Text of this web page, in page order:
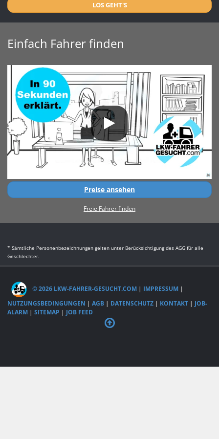
LOS GEHT'S
Einfach Fahrer finden
Preise ansehen
Freie Fahrer finden
* Sämtliche Personenbezeichnungen gelten unter Berücksichtigung des AGG für alle
Geschlechter.
© 2026 LKW-FAHRER-GESUCHT.COM | IMPRESSUM |
NUTZUNGSBEDINGUNGEN | AGB | DATENSCHUTZ | KONTAKT | JOB-
ALARM | SITEMAP | JOB FEED